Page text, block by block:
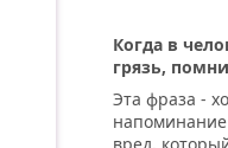
Когда в
грязь,
Эта фраза -
напоминание